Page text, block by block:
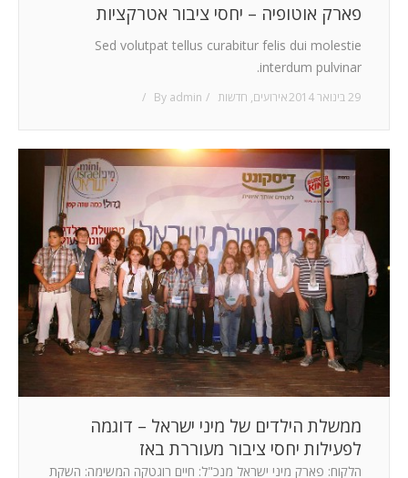
פארק אוטופיה – יחסי ציבור אטרקציות
Sed volutpat tellus curabitur felis dui molestie
interdum pulvinar.
29 בינואר 2014 אירועים, חדשות By admin
ממשלת הילדים של מיני ישראל – דוגמה
לפעילות יחסי ציבור מעוררת באז
הלקוח: פארק מיני ישראל מנכ"ל: חיים רוגטקה המשימה: השקת